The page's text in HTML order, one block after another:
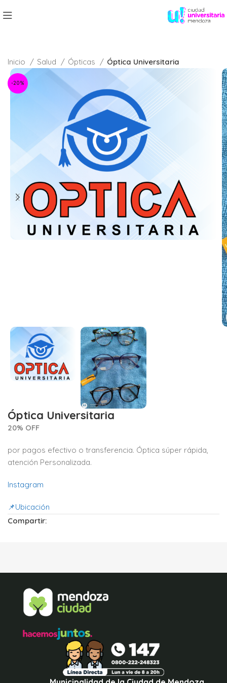
Inicio Salud Ópticas Óptica Universitaria
-20%
Óptica Universitaria
20% OFF
por pagos efectivo o transferencia. Óptica súper rápida,
atención Personalizada.
Instagram
📌Ubicación
Compartir: